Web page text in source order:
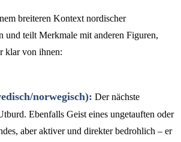
breiteren Kontext nordischer
und teilt Merkmale mit anderen Figuren,
klar von ihnen:
norwegisch): Der nächste
Ebenfalls Geist eines ungetauften oder
aber aktiver und direkter bedrohlich – er